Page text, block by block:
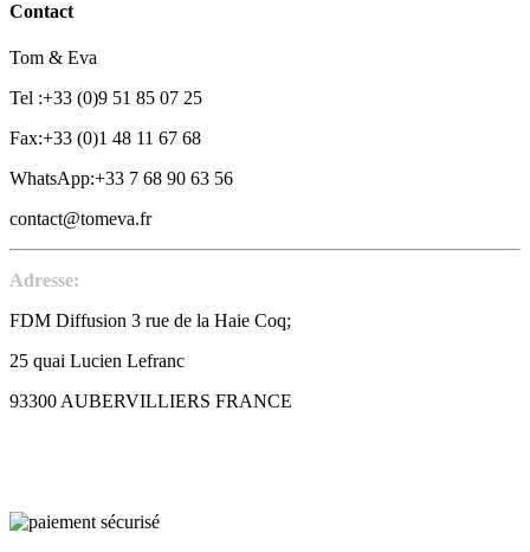
Contact
Tom & Eva
Tel :+33 (0)9 51 85 07 25
Fax:+33 (0)1 48 11 67 68
WhatsApp:+33 7 68 90 63 56
contact@tomeva.fr
Adresse:
FDM Diffusion 3 rue de la Haie Coq;
25 quai Lucien Lefranc
93300 AUBERVILLIERS FRANCE